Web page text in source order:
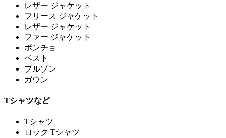
レザー ジャケット
フリース ジャケット
レザー ジャケット
ファー ジャケット
ポンチョ
ベスト
ブルゾン
ガウン
Tシャツなど
Tシャツ
ロック Tシャツ